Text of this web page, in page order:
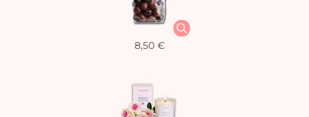
8,50 €